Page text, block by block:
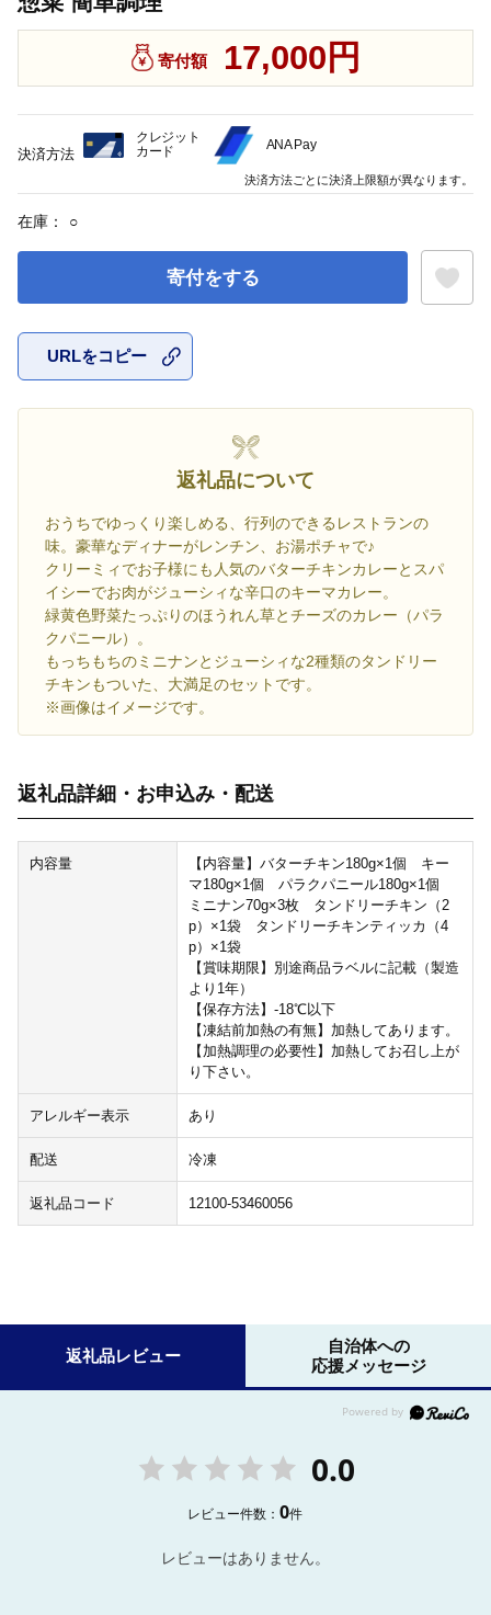
寄付額 17,000円
在庫： ○
寄付をする
URLをコピー
返礼品について
おうちでゆっくり楽しめる、行列のできるレストランの
味。豪華なディナーがレンチン、お湯ポチャで♪
クリーミィでお子様にも人気のバターチキンカレーとスパ
イシーでお肉がジューシィな辛口のキーマカレー。
緑黄色野菜たっぷりのほうれん草とチーズのカレー（パラ
クパニール）。
もっちもちのミニナンとジューシィな2種類のタンドリー
チキンもついた、大満足のセットです。
※画像はイメージです。
返礼品詳細・お申込み・配送
内容量
【内容量】バターチキン180g×1個 キー
マ180g×1個 パラクパニール180g×1個
ミニナン70g×3枚 タンドリーチキン（2
p）×1袋 タンドリーチキンティッカ（4
p）×1袋
【賞味期限】別途商品ラベルに記載（製造
より1年）
【保存方法】-18℃以下
【凍結前加熱の有無】加熱してあります。
【加熱調理の必要性】加熱してお召し上が
り下さい。
アレルギー表示 あり
配送 冷凍
返礼品コード 12100-53460056
決済方法
クレジット
カード
ANA Pay
決済方法ごとに決済上限額が異なります。
返礼品レビュー
自治体への
応援メッセージ
0.0
レビュー件数：0件
レビューはありません。